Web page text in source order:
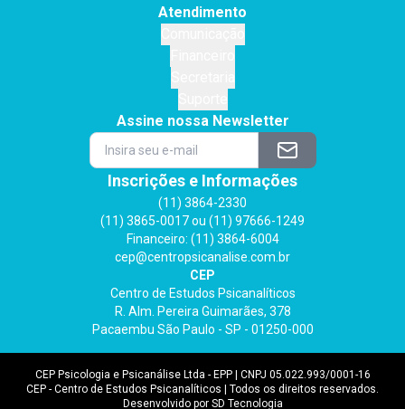
Atendimento
Assine nossa Newsletter
Inscrições e Informações
(11) 3864-2330
(11) 3865-0017 ou (11) 97666-1249
Financeiro: (11) 3864-6004
cep@centropsicanalise.com.br
CEP
Centro de Estudos Psicanalíticos
R. Alm. Pereira Guimarães, 378
Pacaembu São Paulo - SP - 01250-000
CEP Psicologia e Psicanálise Ltda - EPP | CNPJ 05.022.993/0001-16
CEP - Centro de Estudos Psicanalíticos | Todos os direitos reservados.
Desenvolvido por SD Tecnologia